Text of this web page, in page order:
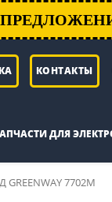
КОНТАКТЫ
ДЛЯ
7702M